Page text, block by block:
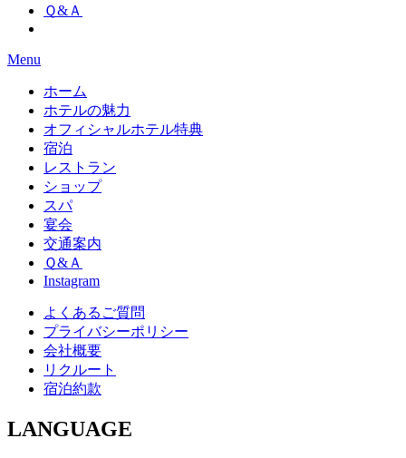
Ｑ&Ａ
Menu
ホーム
ホテルの魅力
オフィシャルホテル特典
宿泊
レストラン
ショップ
スパ
宴会
交通案内
Ｑ&Ａ
Instagram
よくあるご質問
プライバシーポリシー
会社概要
リクルート
宿泊約款
LANGUAGE